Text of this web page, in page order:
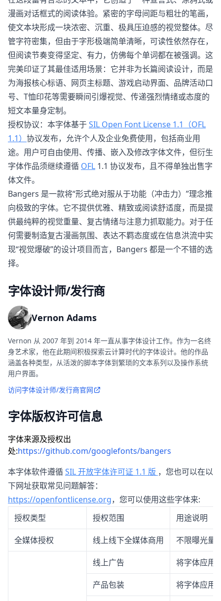
漫画对话框式的阅读体验。紧密的字母间距与粗壮的笔画，
使文本块形成一块浓密、沉重、极具压迫感的视觉整体。尽
管字符密集，但由于字形极端简单清晰，可读性依然存在，
但阅读节奏变得坚定、有力，仿佛每个单词都在被强调。这
完美印证了其最佳适用场景：它并非为长篇阅读设计，而是
为海报核心标语、网页主标题、游戏启动界面、品牌活动口
号、T恤印花等需要瞬间引爆视觉、传递强烈情绪或态度的
短文本量身定制。
授权协议：本字体基于SIL Open Font License 1.1（OFL
1.1） 协议发布，允许个人及企业免费使用，包括商业用
途。用户可自由使用、传播、嵌入及修改字体文件，但衍生
字体作品须继续遵循 OFL 1.1 协议发布，且不得单独出售字
体文件。
Bangers 是一款将“形式绝对服从于功能（冲击力）”理念推
向极致的字体。它不提供优雅、精致或阅读舒适度，而是提
供最纯粹的视觉重量、复古情绪与注意力抓取能力。对于任
何需要制造复古漫画氛围、表达不羁态度或在信息洪流中实
现“视觉爆破”的设计项目而言，Bangers 都是一个不错的选
择。
字体设计师/发行商
Vernon Adams
Vernon 从 2007 年到 2014 年一直从事字体设计工作。作为一名终
身艺术家，他在此期间积极探索云计算时代的字体设计。他的作品
涵盖各种类型，从活泼的脚本字体到繁琐的文本系列以及操作系统
用户界面。
访问字体设计师/发行商官网
字体版权许可信息
字体来源及授权出
处:https://github.com/googlefonts/bangers
本字体软件遵循SIL 开放字体许可证 1.1 版 ，您也可以在以
下网址获取常见问题解答：
https://openfontlicense.org，您可以使用这些字体来:
授权类型
授权范围 用途说明
全媒体授权 线上线下全媒体商用 不限曝光量
线上广告 将字体应用
产品包装 将字体应用